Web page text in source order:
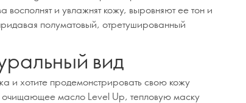
и увлажнят кожу, выровняют ее тон и
полуматовый, отретушированный
вид
и хотите продемонстрировать свою кожу
очищающее масло Level Up, тепловую маску